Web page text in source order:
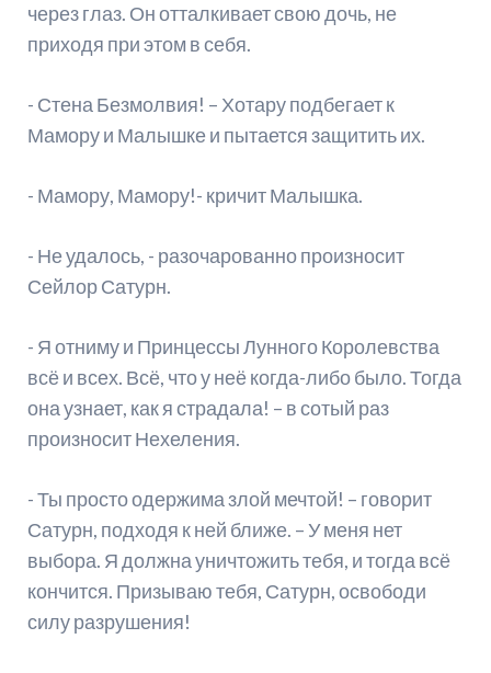
через глаз. Он отталкивает свою дочь, не
приходя при этом в себя.
- Стена Безмолвия! – Хотару подбегает к
Мамору и Малышке и пытается защитить их.
- Мамору, Мамору!- кричит Малышка.
- Не удалось, - разочарованно произносит
Сейлор Сатурн.
- Я отниму и Принцессы Лунного Королевства
всё и всех. Всё, что у неё когда-либо было. Тогда
она узнает, как я страдала! – в сотый раз
произносит Нехеления.
- Ты просто одержима злой мечтой! – говорит
Сатурн, подходя к ней ближе. – У меня нет
выбора. Я должна уничтожить тебя, и тогда всё
кончится. Призываю тебя, Сатурн, освободи
силу разрушения!